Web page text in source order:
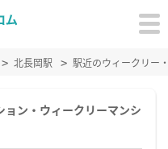
北長岡駅 駅近のウィークリー
ン・ウィークリーマンシ